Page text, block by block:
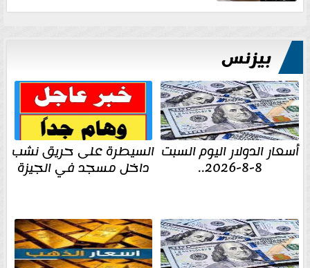
بيزنس
أسعار الدولار اليوم السبت
8-8-2026..
السيطرة على حريق نشب
داخل مسجد في الجيزة